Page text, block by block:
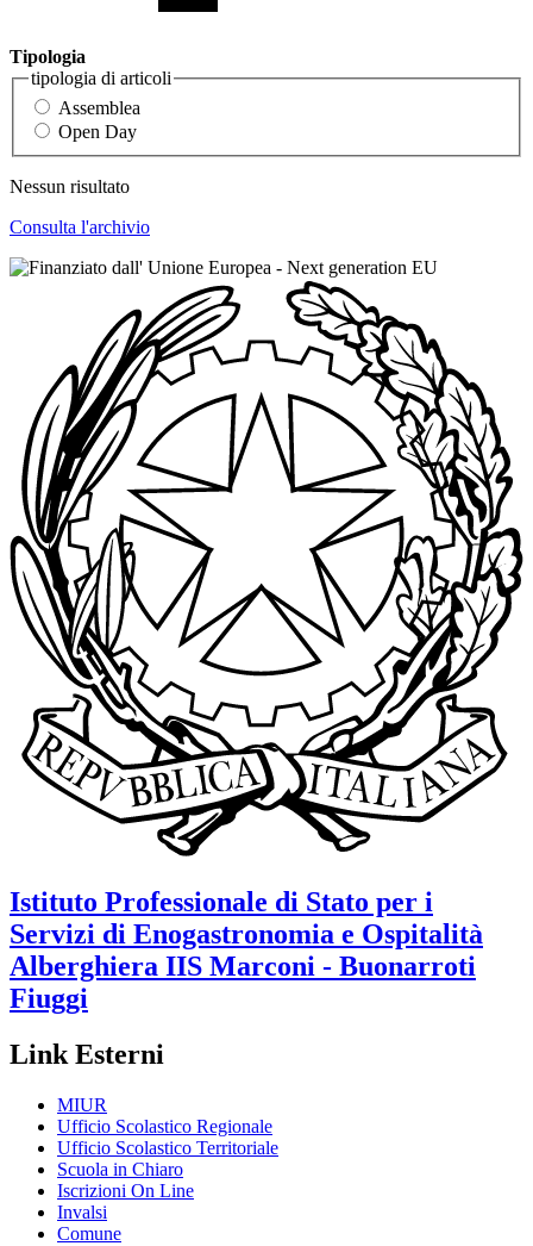
Tipologia
tipologia di articoli
Assemblea
Open Day
Nessun risultato
Consulta l'archivio
Istituto Professionale di Stato per i
Servizi di Enogastronomia e Ospitalità
Alberghiera IIS Marconi - Buonarroti
Fiuggi
Link Esterni
MIUR
Ufficio Scolastico Regionale
Ufficio Scolastico Territoriale
Scuola in Chiaro
Iscrizioni On Line
Invalsi
Comune